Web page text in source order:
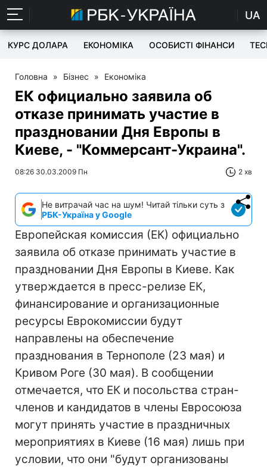
UA
КУРС ДОЛАРА ЕКОНОМІКА ОСОБИСТІ ФІНАНСИ
Головна » Бізнес » Економіка
ЕК официально заявила об
отказе принимать участие в
праздновании Дня Европы в
Киеве, - "Коммерсант-Украина".
08:26 30.03.2009 Пн 2 хв
Не витрачай час на шум! Читай тільки суть з
РБК-Україна у Google
Европейская комиссия (ЕК) официально
заявила об отказе принимать участие в
праздновании Дня Европы в Киеве. Как
утверждается в пресс-релизе ЕК,
финансирование и организационные
ресурсы Еврокомиссии будут
направлены на обеспечение
празднования в Тернополе (23 мая) и
Кривом Роге (30 мая). В сообщении
отмечается, что ЕК и посольства стран-
членов и кандидатов в члены Евросоюза
могут принять участие в праздничных
мероприятиях в Киеве (16 мая) лишь при
условии, что они "будут организованы